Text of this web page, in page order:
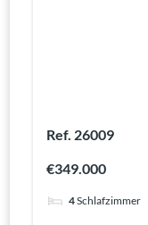
Ref. 26009
€349.000
4Schlafzimmer